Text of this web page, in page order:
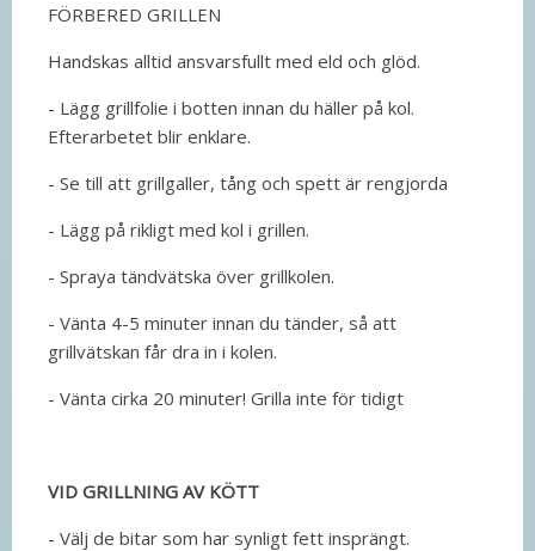
FÖRBERED GRILLEN
Handskas alltid ansvarsfullt med eld och glöd.
- Lägg grillfolie i botten innan du häller på kol.
Efterarbetet blir enklare.
- Se till att grillgaller, tång och spett är rengjorda
- Lägg på rikligt med kol i grillen.
- Spraya tändvätska över grillkolen.
- Vänta 4-5 minuter innan du tänder, så att
grillvätskan får dra in i kolen.
- Vänta cirka 20 minuter! Grilla inte för tidigt
VID GRILLNING AV KÖTT
- Välj de bitar som har synligt fett insprängt.